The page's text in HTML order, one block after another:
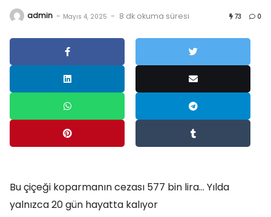
admin - Mayıs 4, 2025 - 8 dk okuma süresi 73 0
Bu çiçeği koparmanın cezası 577 bin lira… Yılda
yalnızca 20 gün hayatta kalıyor